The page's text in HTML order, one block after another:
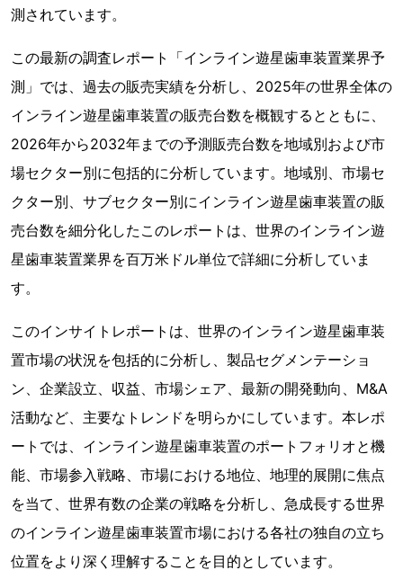
測されています。
この最新の調査レポート「インライン遊星歯車装置業界予
測」では、過去の販売実績を分析し、2025年の世界全体の
インライン遊星歯車装置の販売台数を概観するとともに、
2026年から2032年までの予測販売台数を地域別および市
場セクター別に包括的に分析しています。地域別、市場セ
クター別、サブセクター別にインライン遊星歯車装置の販
売台数を細分化したこのレポートは、世界のインライン遊
星歯車装置業界を百万米ドル単位で詳細に分析していま
す。
このインサイトレポートは、世界のインライン遊星歯車装
置市場の状況を包括的に分析し、製品セグメンテーショ
ン、企業設立、収益、市場シェア、最新の開発動向、M&A
活動など、主要なトレンドを明らかにしています。本レポ
ートでは、インライン遊星歯車装置のポートフォリオと機
能、市場参入戦略、市場における地位、地理的展開に焦点
を当て、世界有数の企業の戦略を分析し、急成長する世界
のインライン遊星歯車装置市場における各社の独自の立ち
位置をより深く理解することを目的としています。